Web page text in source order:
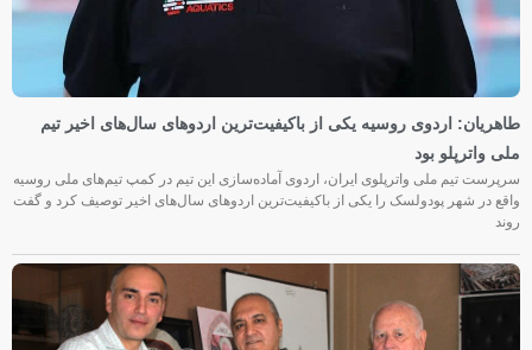
طاهریان: اردوی روسیه یکی از باکیفیت‌ترین اردوهای سال‌های اخیر تیم
ملی واترپلو بود
سرپرست تیم ملی واترپلوی ایران، اردوی آماده‌سازی این تیم در کمپ تیم‌های ملی روسیه
واقع در شهر پودولسک را یکی از باکیفیت‌ترین اردوهای سال‌های اخیر توصیف کرد و گفت
روند